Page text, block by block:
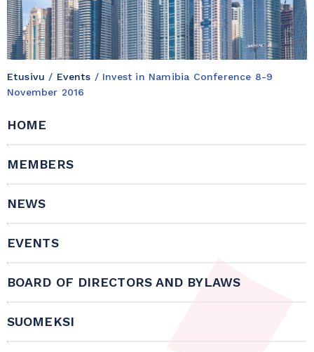
Etusivu / Events / Invest in Namibia Conference 8-9
November 2016
HOME
MEMBERS
NEWS
EVENTS
BOARD OF DIRECTORS AND BYLAWS
SUOMEKSI